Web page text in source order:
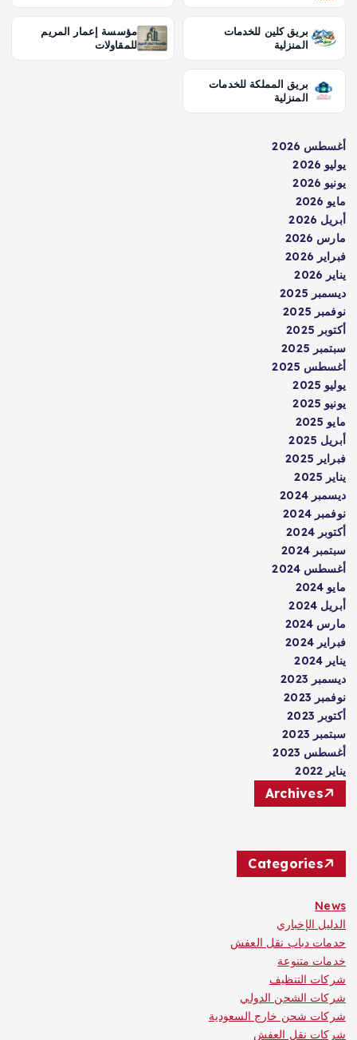
بريق كلين للخدمات
المنزلية
مؤسسة إعمار المريم
للمقاولات
بريق المملكة للخدمات
المنزلية
أغسطس 2026
يوليو 2026
يونيو 2026
مايو 2026
أبريل 2026
مارس 2026
فبراير 2026
يناير 2026
ديسمبر 2025
نوفمبر 2025
أكتوبر 2025
سبتمبر 2025
أغسطس 2025
يوليو 2025
يونيو 2025
مايو 2025
أبريل 2025
فبراير 2025
يناير 2025
ديسمبر 2024
نوفمبر 2024
أكتوبر 2024
سبتمبر 2024
أغسطس 2024
مايو 2024
أبريل 2024
مارس 2024
فبراير 2024
يناير 2024
ديسمبر 2023
نوفمبر 2023
أكتوبر 2023
سبتمبر 2023
أغسطس 2023
يناير 2022
Archives
Categories
News
الدليل الإخباري
حدمات دباب نقل العفش
خدمات متنوعة
شركات التنظيف
شركات الشحن الدولي
شركات شحن خارج السعودية
شركات نقل العفش